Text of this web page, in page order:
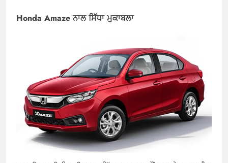
Honda Amaze ਨਾਲ ਸਿੱਧਾ ਮੁਕਾਬਲਾ